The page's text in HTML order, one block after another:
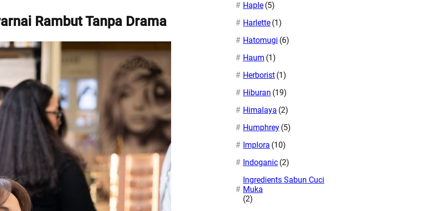
Rambut Tanpa Drama
Haple (5)
Harlette (1)
Hatomugi (6)
Haum (1)
Herborist (1)
Hiburan (19)
Himalaya (2)
Humphrey (5)
Implora (10)
Indoganic (2)
Ingredients Sabun Cuci
Muka
(2)